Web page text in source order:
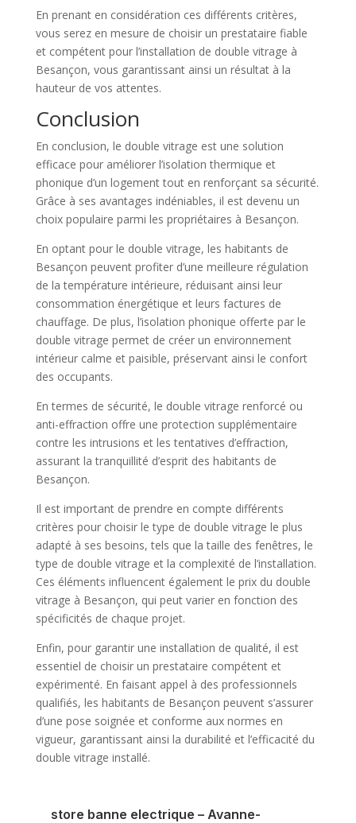
En prenant en considération ces différents critères,
vous serez en mesure de choisir un prestataire fiable
et compétent pour l’installation de double vitrage à
Besançon, vous garantissant ainsi un résultat à la
hauteur de vos attentes.
Conclusion
En conclusion, le double vitrage est une solution
efficace pour améliorer l’isolation thermique et
phonique d’un logement tout en renforçant sa sécurité.
Grâce à ses avantages indéniables, il est devenu un
choix populaire parmi les propriétaires à Besançon.
En optant pour le double vitrage, les habitants de
Besançon peuvent profiter d’une meilleure régulation
de la température intérieure, réduisant ainsi leur
consommation énergétique et leurs factures de
chauffage. De plus, l’isolation phonique offerte par le
double vitrage permet de créer un environnement
intérieur calme et paisible, préservant ainsi le confort
des occupants.
En termes de sécurité, le double vitrage renforcé ou
anti-effraction offre une protection supplémentaire
contre les intrusions et les tentatives d’effraction,
assurant la tranquillité d’esprit des habitants de
Besançon.
Il est important de prendre en compte différents
critères pour choisir le type de double vitrage le plus
adapté à ses besoins, tels que la taille des fenêtres, le
type de double vitrage et la complexité de l’installation.
Ces éléments influencent également le prix du double
vitrage à Besançon, qui peut varier en fonction des
spécificités de chaque projet.
Enfin, pour garantir une installation de qualité, il est
essentiel de choisir un prestataire compétent et
expérimenté. En faisant appel à des professionnels
qualifiés, les habitants de Besançon peuvent s’assurer
d’une pose soignée et conforme aux normes en
vigueur, garantissant ainsi la durabilité et l’efficacité du
double vitrage installé.
store banne electrique – Avanne-